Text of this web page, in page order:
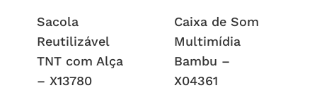
Sacola
Reutilizável
TNT com Alça
– X13780
Caixa de Som
Multimídia
Bambu –
X04361